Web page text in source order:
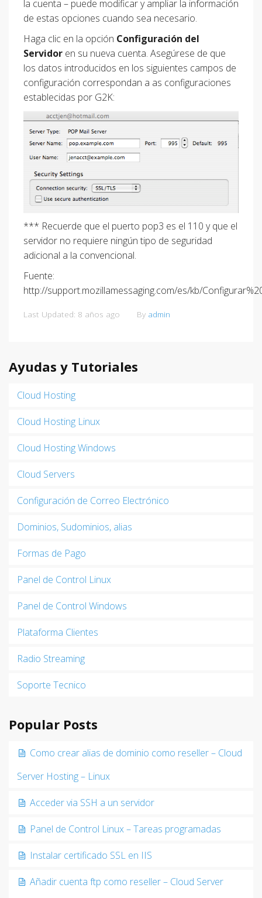
la cuenta – puede modificar y ampliar la información
de estas opciones cuando sea necesario.
Haga clic en la opción Configuración del
Servidor en su nueva cuenta. Asegúrese de que
los datos introducidos en los siguientes campos de
configuración correspondan a as configuraciones
establecidas por G2K:
*** Recuerde que el puerto pop3 es el 110 y que el
servidor no requiere ningún tipo de seguridad
adicional a la convencional.
Fuente:
http://support.mozillamessaging.com/es/kb/
Last Updated: 8 años ago By admin
Ayudas y Tutoriales
Cloud Hosting
Cloud Hosting Linux
Cloud Hosting Windows
Cloud Servers
Configuración de Correo Electrónico
Dominios, Sudominios, alias
Formas de Pago
Panel de Control Linux
Panel de Control Windows
Plataforma Clientes
Radio Streaming
Soporte Tecnico
Popular Posts
Como crear alias de dominio como reseller – Cloud
Server Hosting – Linux
Acceder via SSH a un servidor
Panel de Control Linux – Tareas programadas
Instalar certificado SSL en IIS
Añadir cuenta ftp como reseller – Cloud Server